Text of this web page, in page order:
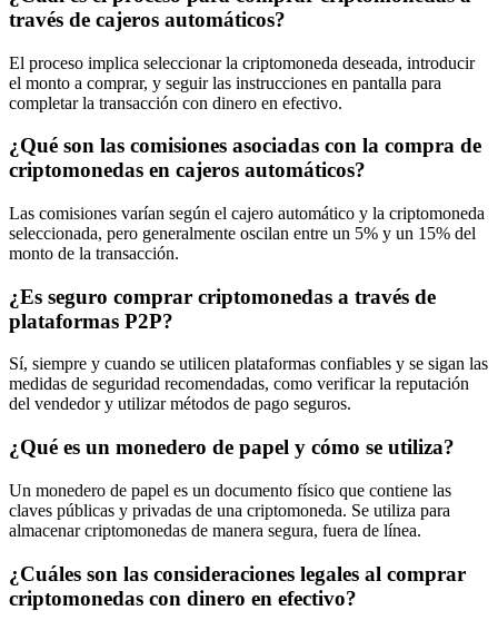
través de cajeros automáticos?
El proceso implica seleccionar la criptomoneda deseada, introducir
el monto a comprar, y seguir las instrucciones en pantalla para
completar la transacción con dinero en efectivo.
¿Qué son las comisiones asociadas con la compra de
criptomonedas en cajeros automáticos?
Las comisiones varían según el cajero automático y la criptomoneda
seleccionada, pero generalmente oscilan entre un 5% y un 15% del
monto de la transacción.
¿Es seguro comprar criptomonedas a través de
plataformas P2P?
Sí, siempre y cuando se utilicen plataformas confiables y se sigan las
medidas de seguridad recomendadas, como verificar la reputación
del vendedor y utilizar métodos de pago seguros.
¿Qué es un monedero de papel y cómo se utiliza?
Un monedero de papel es un documento físico que contiene las
claves públicas y privadas de una criptomoneda. Se utiliza para
almacenar criptomonedas de manera segura, fuera de línea.
¿Cuáles son las consideraciones legales al comprar
criptomonedas con dinero en efectivo?